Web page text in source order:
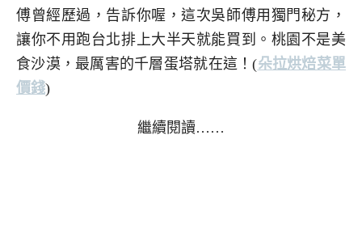
傅曾經歷過，告訴你喔，這次吳師傅用獨門秘方，
讓你不用跑台北排上大半天就能買到。桃園不是美
食沙漠，最厲害的千層蛋塔就在這！(朵拉烘焙菜單
價錢)
繼續閱讀……